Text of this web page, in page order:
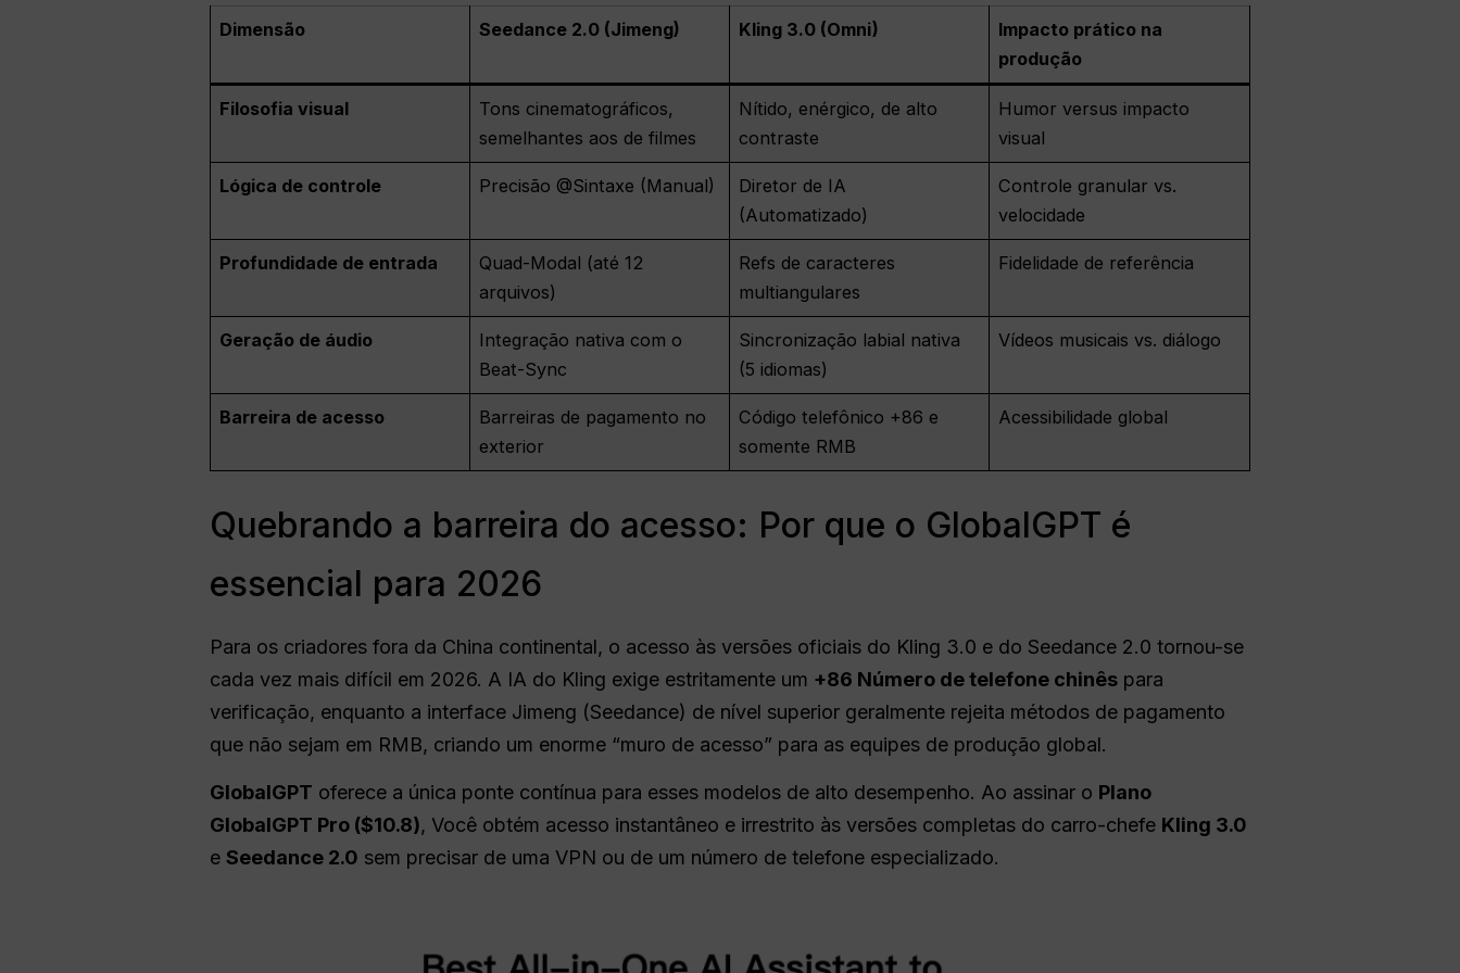
Dimensão Seedance 2.0 (Jimeng) Kling 3.0 (Omni)
Impacto prático na
produção
Filosofia visual
Tons cinematográficos,
semelhantes aos de filmes
Nítido, enérgico, de alto
contraste
Humor versus impacto
visual
Lógica de controle Precisão @Sintaxe (Manual)
Diretor de IA
(Automatizado)
Controle granular vs.
velocidade
Profundidade de entrada
Quad-Modal (até 12
arquivos)
Refs de caracteres
multiangulares
Fidelidade de referência
Geração de áudio
Integração nativa com o
Beat-Sync
Sincronização labial nativa
(5 idiomas)
Vídeos musicais vs. diálogo
Barreira de acesso
Barreiras de pagamento no
exterior
Código telefônico +86 e
somente RMB
Acessibilidade global
Quebrando a barreira do acesso: Por que o GlobalGPT é
essencial para 2026
Para os criadores fora da China continental, o acesso às versões oficiais do Kling 3.0 e do Seedance 2.0 tornou-se
cada vez mais difícil em 2026. A IA do Kling exige estritamente um +86 Número de telefone chinês para
verificação, enquanto a interface Jimeng (Seedance) de nível superior geralmente rejeita métodos de pagamento
que não sejam em RMB, criando um enorme “muro de acesso” para as equipes de produção global.
GlobalGPT oferece a única ponte contínua para esses modelos de alto desempenho. Ao assinar o Plano
GlobalGPT Pro ($10.8), Você obtém acesso instantâneo e irrestrito às versões completas do carro-chefe Kling 3.0
e Seedance 2.0 sem precisar de uma VPN ou de um número de telefone especializado.